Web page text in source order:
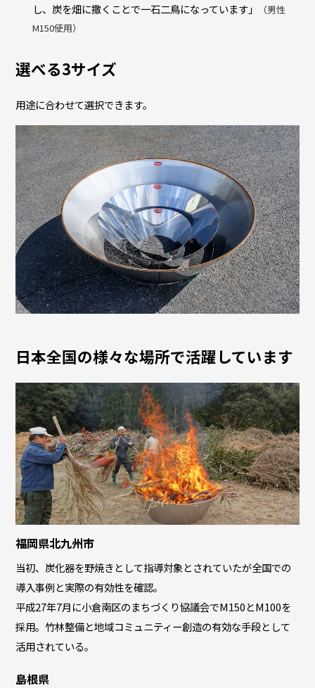
し、炭を畑に撒くことで一石二鳥になっています」
（男性
M150使用）
選べる3サイズ
用途に合わせて選択できます。
日本全国の様々な場所で活躍しています
福岡県北九州市
当初、炭化器を野焼きとして指導対象とされていたが全国での
導入事例と実際の有効性を確認。
平成27年7月に小倉南区のまちづくり協議会でM150とM100を
採用。竹林整備と地域コミュニティー創造の有効な手段として
活用されている。
島根県